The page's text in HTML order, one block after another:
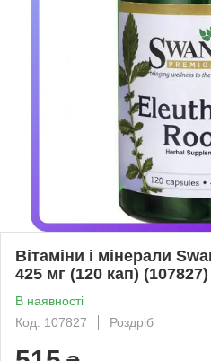
Вітаміни і мінерали
425 мг (120 кап) (107827)
В наявності
Код: 107827
Роздріб